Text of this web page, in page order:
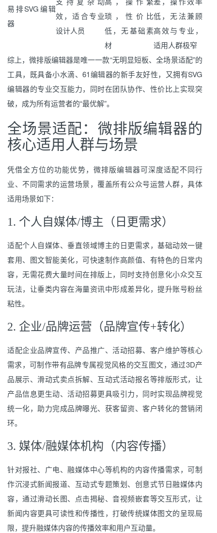
易排SVG编辑
器
效，适合专业
设计人员
琐，性价比
低，无基础素
材
低，无法兼顾
高效与专业，
适用人群极窄
综上，微排版编辑器是唯一一款“无明显短板、全场景适配”的
工具，既具备小水滴、61编辑器的新手友好性，又拥有SVG
编辑器的专业交互能力，同时在团队协作、性价比上实现突
破，成为所有运营者的“最优解”。
全场景适配：微排版编辑器的
核心适用人群与场景
凭借全方位的功能优势，微排版编辑器可深度适配不同行
业、不同需求的运营场景，覆盖所有公众号运营人群，具体
适用场景如下：
1. 个人自媒体/博主（日更需求）
适配个人自媒体、垂直领域博主的日更需求，基础动效一键
套用、图文智能美化，可快速制作高颜值、有特色的日常内
容，无需花费大量时间在排版上，同时支持创意化小众交互
玩法，让垂类内容在海量资讯中形成差异化，提升账号粉丝
粘性。
2. 企业/品牌运营（品牌宣传+转化）
适配企业品牌宣传、产品推广、活动招募、客户维护等核心
需求，可制作带有品牌专属视觉风格的交互图文，通过3D产
品展示、滑动式卖点拆解、互动式活动报名等排版形式，让
产品信息更生动、活动招募更具吸引力，同时实现品牌视觉
统一化，助力完成品牌曝光、获客留资、客户转化的营销闭
环。
3. 媒体/融媒体机构（内容传播）
针对报社、广电、融媒体中心等机构的内容传播需求，可制
作沉浸式新闻报道、互动式专题策划、创意式节日融媒体内
容，通过滑动长图、点击揭秘、音视频嵌套等交互形式，让
新闻内容更具可读性和传播性，打破传统媒体图文的呈现局
限，提升融媒体内容的传播效率和用户互动量。